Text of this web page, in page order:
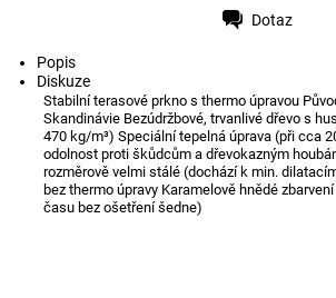
Dotaz
Popis
Diskuze
Stabilní terasové prkno s thermo úpravou
Skandinávie Bezúdržbové, trvanlivé dřevo s
470 kg/m³) Speciální tepelná úprava (při cca
odolnost proti škůdcům a dřevokazným
rozměrově velmi stálé (dochází k min.
bez thermo úpravy Karamelově hnědé
času bez ošetření šedne)